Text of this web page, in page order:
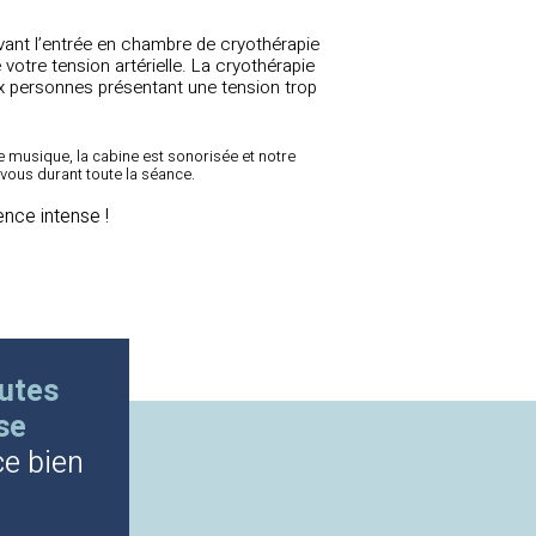
l’entrée en chambre de cryothérapie
tension artérielle. La cryothérapie
présentant une tension trop
musique, la cabine est sonorisée et notre
durant toute la séance.
intense !
bien